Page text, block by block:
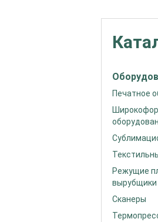
Печатное
Режущие
вырубщики
Сканеры